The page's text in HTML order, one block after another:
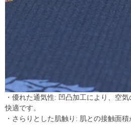
・優れた通気性: 凹凸加工により、空
快適です。
・さらりとした肌触り: 肌との接触面